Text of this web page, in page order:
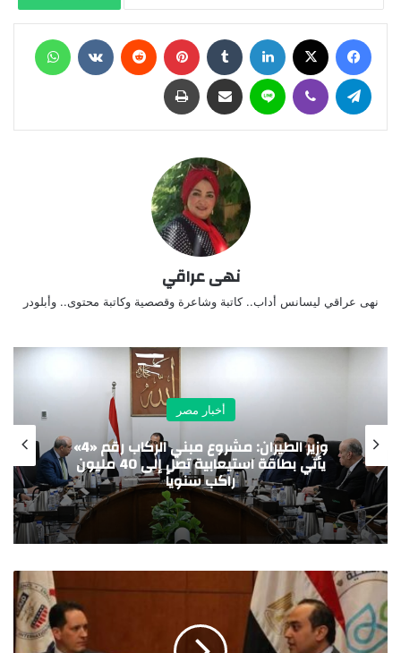
نهى عراقي
نهى عراقي ليسانس أداب.. كاتبة وشاعرة وقصصية وكاتبة محتوى.. وأبلودر
أخبار مصر
مدينة الدواء المصرية تستقبل “چبتو فارما”
ومجموعة باشا الجيبوتية تدشنان شراكة
استراتيجية لدعم الأمن الدوائي